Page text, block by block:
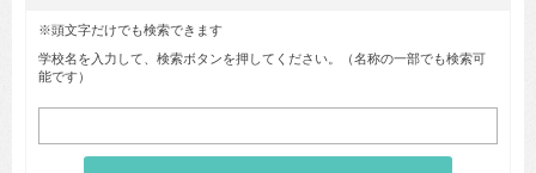
※頭文字だけでも検索できます
学校名を入力して、検索ボタンを押してください。（名称の一部でも検索可
能です）